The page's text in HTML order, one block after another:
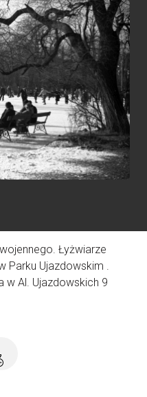
Łyżwiarze
Parku Ujazdowskim .
w Al. Ujazdowskich 9